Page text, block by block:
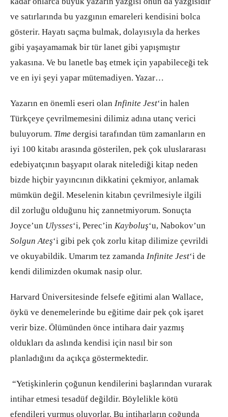
ve satırlarında bu yazgının emareleri kendisini bolca
gösterir. Hayatı saçma bulmak, dolayısıyla da herkes
gibi yaşayamamak bir tür lanet gibi yapışmıştır
yakasına. Ve bu lanetle baş etmek için yapabileceği tek
ve en iyi şeyi yapar mütemadiyen. Yazar…
Yazarın en önemli eseri olan Infinite Jest‘in halen
Türkçeye çevrilmemesini dilimiz adına utanç verici
buluyorum. Time dergisi tarafından tüm zamanların en
iyi 100 kitabı arasında gösterilen, pek çok uluslararası
edebiyatçının başyapıt olarak nitelediği kitap neden
bizde hiçbir yayıncının dikkatini çekmiyor, anlamak
mümkün değil. Meselenin kitabın çevrilmesiyle ilgili
dil zorluğu olduğunu hiç zannetmiyorum. Sonuçta
Joyce’un Ulysses‘i, Perec’in Kayboluş‘u, Nabokov’un
Solgun Ateş‘i gibi pek çok zorlu kitap dilimize çevrildi
ve okuyabildik. Umarım tez zamanda Infinite Jest‘i de
kendi dilimizden okumak nasip olur.
Harvard Üniversitesinde felsefe eğitimi alan Wallace,
öykü ve denemelerinde bu eğitime dair pek çok işaret
verir bize. Ölümünden önce intihara dair yazmış
oldukları da aslında kendisi için nasıl bir son
planladığını da açıkça göstermektedir.
“Yetişkinlerin çoğunun kendilerini başlarından vurarak
intihar etmesi tesadüf değildir. Böylelikle kötü
efendileri vurmuş oluyorlar. Bu intiharların çoğunda